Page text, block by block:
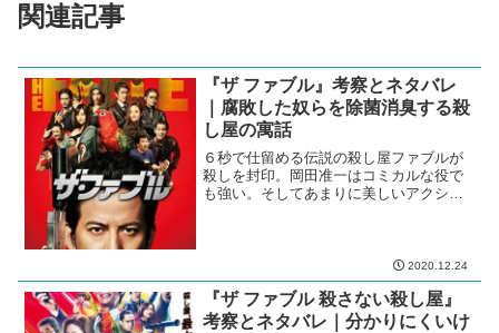
関連記事
『ザ ファブル』考察とネタバレ
｜腐敗した奴らを除菌消臭する殺
し屋の寓話
６秒で仕留める伝説の殺し屋ファブルが
殺しを封印。岡田准一はコミカルな役で
も強い。そしてあまりに美しいアクショ
2020.12.24
『ザ ファブル 殺さない殺し屋』
考察とネタバレ｜分かりにくいけ